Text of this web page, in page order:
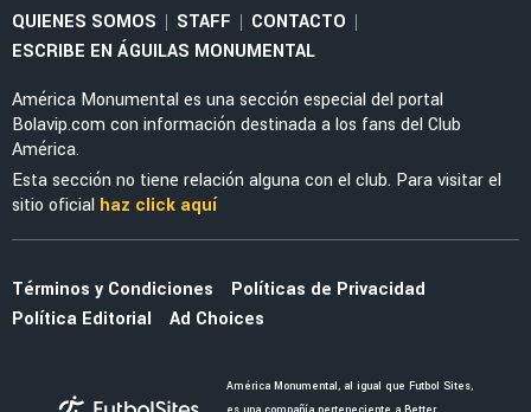
QUIENES SOMOS | STAFF | CONTACTO |
ESCRIBE EN ÁGUILAS MONUMENTAL
América Monumental es una sección especial del portal
Bolavip.com con información destinada a los fans del Club
América.
Esta sección no tiene relación alguna con el club. Para visitar el
sitio oficial haz click aquí
Términos y Condiciones
Políticas de Privacidad
Política Editorial
Ad Choices
América Monumental, al igual que Futbol Sites,